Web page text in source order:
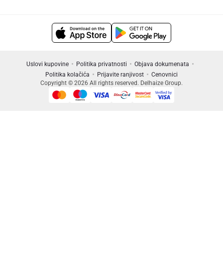
Uslovi kupovine Politika privatnosti
Objava dokumenata
Politika kolačića
Prijavite ranjivost
Cenovnici
Copyright © 2026 All rights reserved. Delhaize Group.